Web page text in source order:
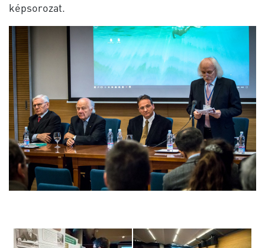
képsorozat.